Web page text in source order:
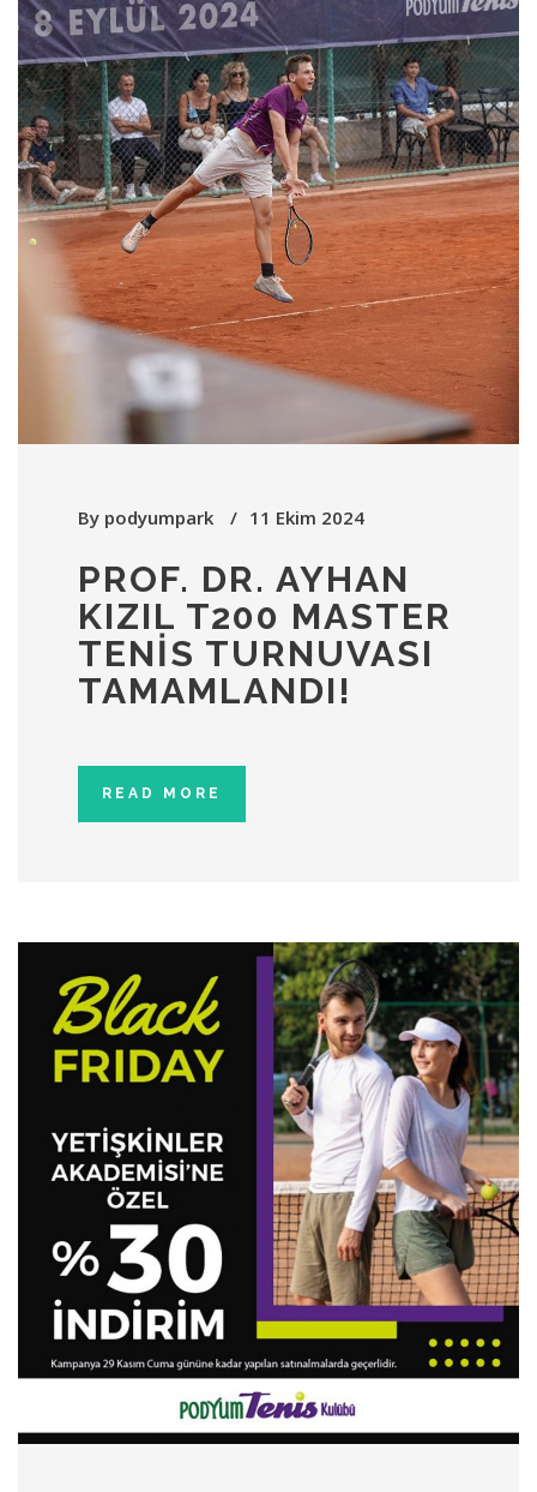
By podyumpark 11 Ekim 2024
PROF. DR. AYHAN
KIZIL T200 MASTER
TENIS TURNUVASI
TAMAMLANDI!
READ MORE